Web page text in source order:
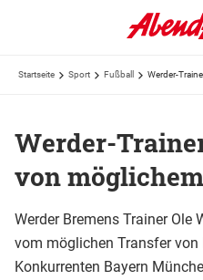
Startseite Sport Fußball Werder-
Werder-
von
Werder Bremens Trainer Ole
vom möglichen Transfer von
Konkurrenten Bayern